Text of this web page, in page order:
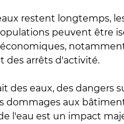
restent longtemps,
peuvent être
des arrêts d'activité.
des eaux, des dangers
dommages aux
l'eau est un impact